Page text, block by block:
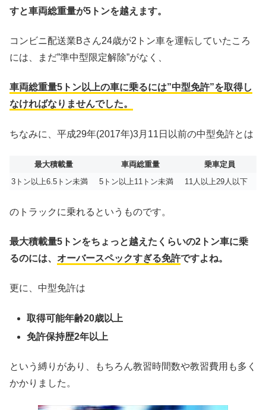
すと車両総重量が5トンを越えます。
コンビニ配送業Bさん24歳が2トン車を運転していたころ
には、まだ”準中型限定解除”がなく、
車両総重量5トン以上の車に乗るには”中型免許”を取得し
なければなりませんでした。
ちなみに、平成29年(2017年)3月11日以前の中型免許とは
最大積載量 車両総重量
乗車定員
3トン以上6.5トン未満
5トン以上11トン未満 11人以上29人以下
のトラックに乗れるというものです。
最大積載量5トンをちょっと越えたくらいの2トン車に乗
るのには、 オーバースペックすぎる免許ですよね。
更に、中型免許は
取得可能年齢20歳以上
免許保持歴2年以上
という縛りがあり、もちろん教習時間数や教習費用も多く
かかりました。